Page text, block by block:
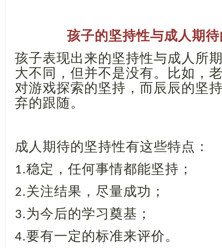
孩子的坚持性与成人期
孩子表现出来的坚持性与成人所
大不同，但并不是没有。比如，
对游戏探索的坚持，而辰辰的坚
弃的跟随。
成人期待的坚持性有这些特点：
1.稳定，任何事情都能坚持；
2.关注结果，尽量成功；
3.为今后的学习奠基；
4.要有一定的标准来评价。